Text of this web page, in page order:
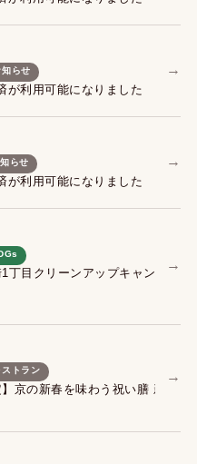
知らせ
が利用可能になりました
→
らせ
が利用可能になりました
→
丁目クリーンアップキャンペー
→
ストラン
】京の新春を味わう祝い膳 新春特
→